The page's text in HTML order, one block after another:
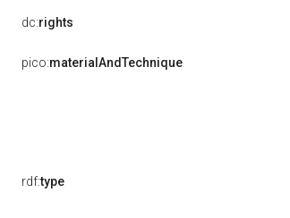
dc:rights
pico:materialAndTechnique
rdf:type